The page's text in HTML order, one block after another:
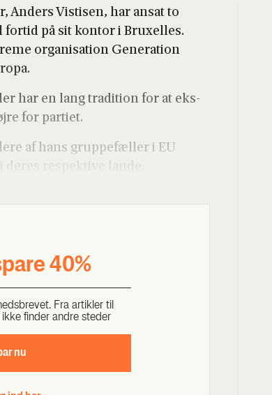
Anders Visti­sen, har ansat to
på sit kon­tor i Bruxel­les.
orga­ni­sa­tion Gene­ra­tion
har en lang tra­di­tion for at eks­
for par­ti­et.
af hans grup­pe­fæl­ler i EU
40%
Fra artik­ler til
fin­der andre ste­der
nu